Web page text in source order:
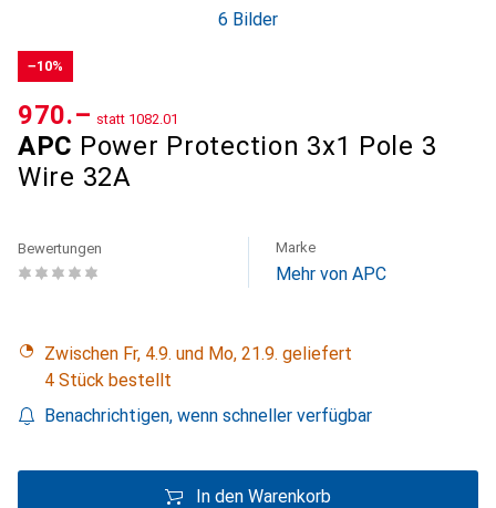
6 Bilder
−10%
APC Power Protection 3x1 Pole 3
Wire 32A
CHF
970.– statt CHF
1082.01
Bewertungen Marke
Mehr von APC
Zwischen Fr, 4.9. und Mo, 21.9. geliefert
4 Stück bestellt
Benachrichtigen, wenn schneller verfügbar
In den Warenkorb